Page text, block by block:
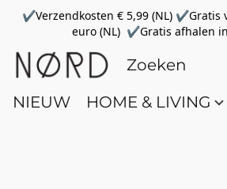
✔Verzendkosten € 5,99 (NL) ✔Gratis
euro (NL) ✔Gratis afhalen
NIEUW HOME & LIVING